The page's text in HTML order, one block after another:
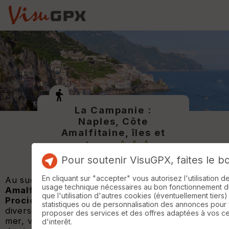
La Campanie :
Naples, Côte
Amalfitaine, îles et
volcans
Au sud de l'Italie, entreNaples, laCôte
Amalfitaineet les îles deCapri, Ischiaet
Procida
, laCampanieoffre une étonnante
diversité de paysages : falaises plongeant dans la
mer, villages perchés, terres volcaniques
Pour soutenir VisuGPX, faites le
En cliquant sur "accepter" vous autorisez l'utilisation
usage technique nécessaires au bon fonctionnement
que l'utilisation d'autres cookies (éventuellement
statistiques ou de personnalisation des annonces pour
proposer des services et des offres adaptées à vos
d'interêt.